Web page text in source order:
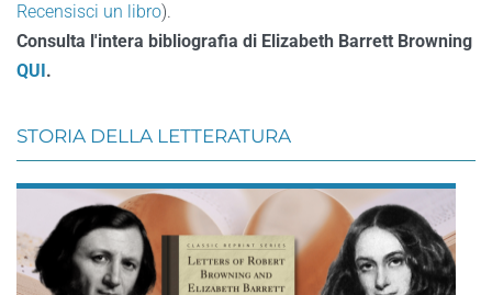
Recensisci un libro).
Consulta l'intera bibliografia di Elizabeth Barrett Browning
QUI.
STORIA DELLA LETTERATURA